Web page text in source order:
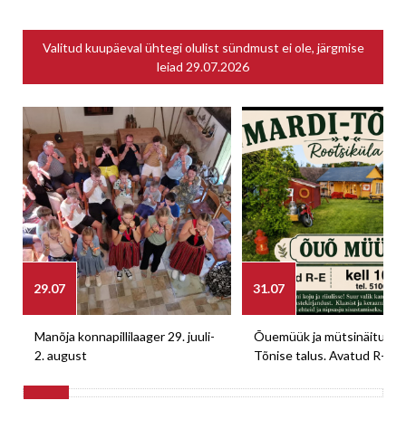
Valitud kuupäeval ühtegi olulist sündmust ei ole, järgmise
leiad 29.07.2026
29.07
Manõja konnapillilaager 29. juuli-
2. august
31.07
Õuemüük ja mütsinäitus
Tõnise talus. Avatud R-E